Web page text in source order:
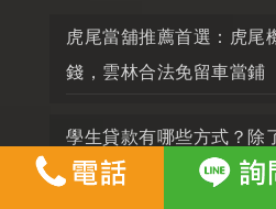
虎尾當舖推薦首選：虎尾
錢，雲林合法免留車當鋪
學生貸款有哪些方式？除
小額信用借款條件好過嗎